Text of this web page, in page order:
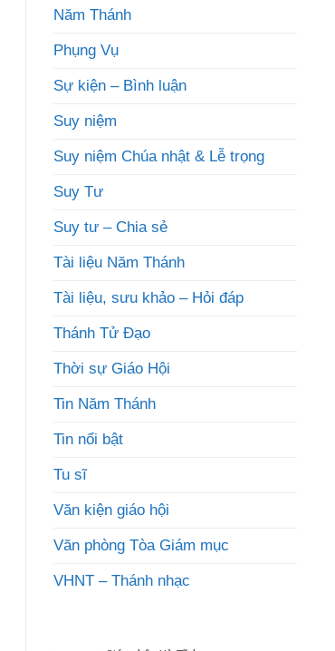
Năm Thánh
Phụng Vụ
Sự kiện – Bình luận
Suy niệm
Suy niệm Chúa nhật & Lễ trọng
Suy Tư
Suy tư – Chia sẻ
Tài liệu Năm Thánh
Tài liệu, sưu khảo – Hỏi đáp
Thánh Tử Đạo
Thời sự Giáo Hội
Tin Năm Thánh
Tin nổi bật
Tu sĩ
Văn kiện giáo hội
Văn phòng Tòa Giám mục
VHNT – Thánh nhạc